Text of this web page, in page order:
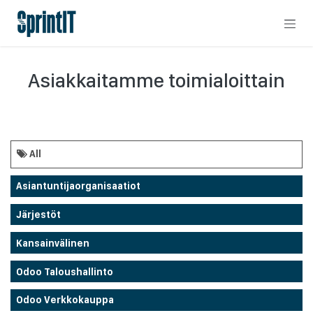
Asiakkaitamme toimialoittain
All
Asiantuntijaorganisaatiot
Järjestöt
Kansainvälinen
Odoo Taloushallinto
Odoo Verkkokauppa